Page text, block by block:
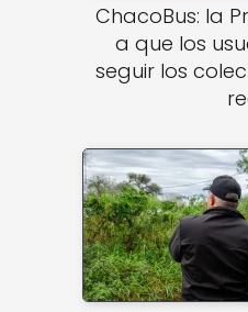
ChacoBus: la
a que los
seguir los